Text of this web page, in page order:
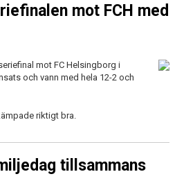
mot FCH med
mot FC Helsingborg i
och vann med hela 12-2 och
riktigt bra.
tillsammans